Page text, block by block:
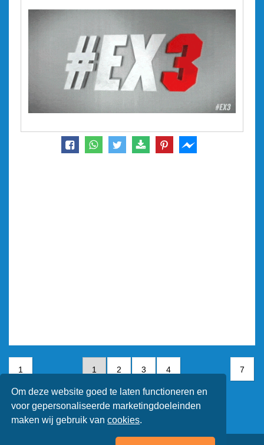
Om deze website goed te laten functioneren en
voor gepersonaliseerde marketingdoeleinden
maken wij gebruik vancookies.
1 1 2 3 4 7